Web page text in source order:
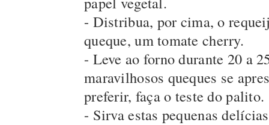
- Distribua, por cima, o
queque, um tomate cherry.
- Leve ao forno durante 20 a
maravilhosos queques se
preferir, faça o teste do palito.
- Sirva estas pequenas